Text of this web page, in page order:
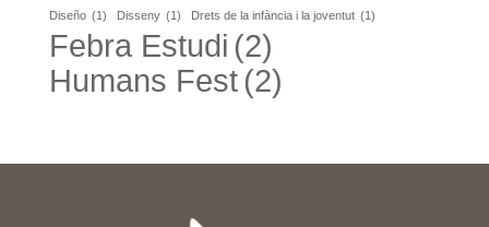
Diseño (1) Disseny (1) Drets de la infància i la joventut (1)
Febra Estudi (2)
Humans Fest(2)